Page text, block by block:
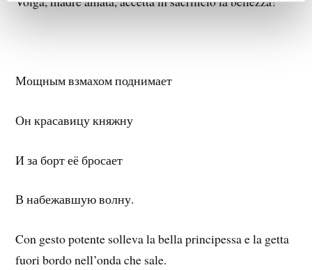
Мощным взмахом поднимает
Он красавицу княжну
И за борт её бросает
В набежавшую волну.
Con gesto potente solleva la bella principessa e la getta
fuori bordo nell’onda che sale.